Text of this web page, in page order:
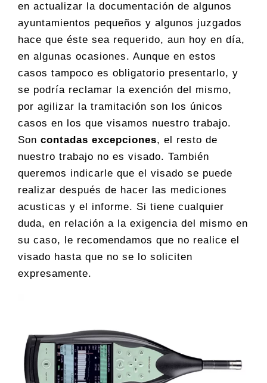
en actualizar la documentación de algunos
ayuntamientos pequeños y algunos juzgados
hace que éste sea requerido, aun hoy en día,
en algunas ocasiones. Aunque en estos
casos tampoco es obligatorio presentarlo, y
se podría reclamar la exención del mismo,
por agilizar la tramitación son los únicos
casos en los que visamos nuestro trabajo.
Son contadas excepciones, el resto de
nuestro trabajo no es visado. También
queremos indicarle que el visado se puede
realizar después de hacer las mediciones
acusticas y el informe. Si tiene cualquier
duda, en relación a la exigencia del mismo en
su caso, le recomendamos que no realice el
visado hasta que no se lo soliciten
expresamente.